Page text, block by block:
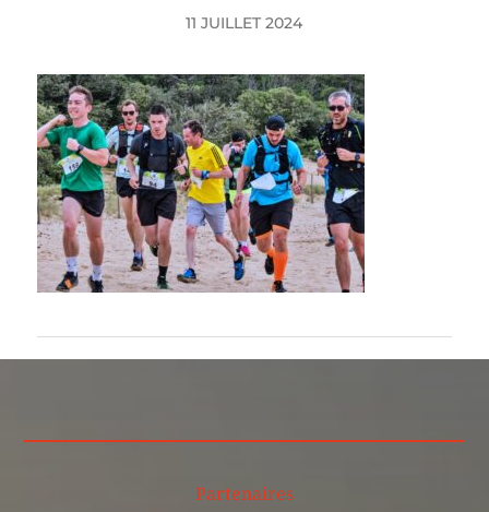
11 JUILLET 2024
Partenaires